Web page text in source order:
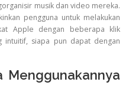
musik dan video mereka.
pengguna untuk melakukan
Apple dengan beberapa klik
intuitif, siapa pun dapat dengan
Menggunakannya